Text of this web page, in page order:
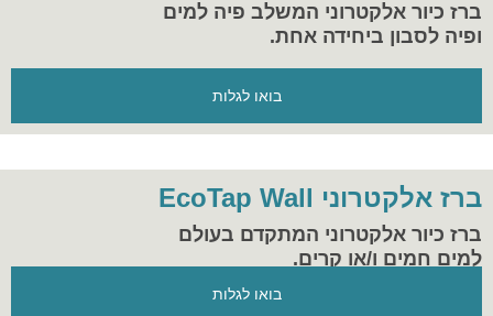
ברז כיור אלקטרוני המשלב פיה למים
ופיה לסבון ביחידה אחת.
בואו לגלות
ברז אלקטרוני EcoTap Wall
ברז כיור אלקטרוני המתקדם בעולם
למים חמים ו/או קרים.
הפתרון המושלם להיגיינה וחסכון במים
בואו לגלות